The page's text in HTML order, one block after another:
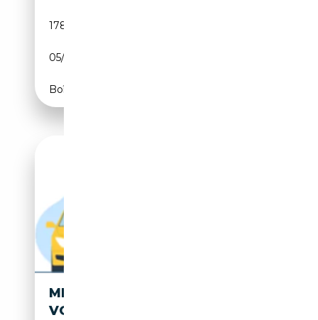
178 763 km
05/2013
Boîte automatique
MERCEDES-BENZ ML 500 4M
VOM DOKTOR / MERCEDES